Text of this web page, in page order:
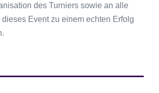
des Turniers sowie an alle
Event zu einem echten Erfolg